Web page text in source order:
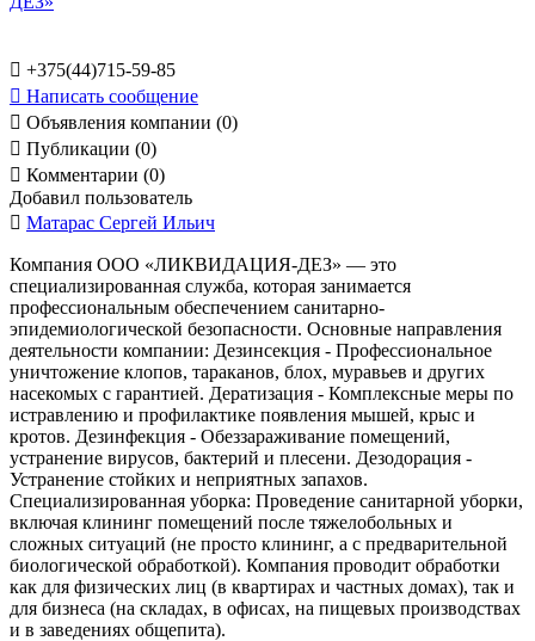
 +375(44)715-59-85
 Написать сообщение
 Объявления компании (0)
 Публикации (0)
 Комментарии (0)
Добавил пользователь
 Матарас Сергей Ильич
Компания ООО «ЛИКВИДАЦИЯ-ДЕЗ» — это
специализированная служба, которая занимается
профессиональным обеспечением санитарно-
эпидемиологической безопасности. Основные направления
деятельности компании: Дезинсекция - Профессиональное
уничтожение клопов, тараканов, блох, муравьев и других
насекомых с гарантией. Дератизация - Комплексные меры по
истравлению и профилактике появления мышей, крыс и
кротов. Дезинфекция - Обеззараживание помещений,
устранение вирусов, бактерий и плесени. Дезодорация -
Устранение стойких и неприятных запахов.
Специализированная уборка: Проведение санитарной уборки,
включая клининг помещений после тяжелобольных и
сложных ситуаций (не просто клининг, а с предварительной
биологической обработкой). Компания проводит обработки
как для физических лиц (в квартирах и частных домах), так и
для бизнеса (на складах, в офисах, на пищевых производствах
и в заведениях общепита).